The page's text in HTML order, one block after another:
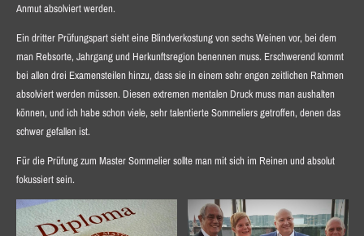
Anmut absolviert werden.
Ein dritter Prüfungspart sieht eine Blindverkostung von sechs Weinen vor, bei dem
man Rebsorte, Jahrgang und Herkunftsregion benennen muss. Erschwerend kommt
bei allen drei Examensteilen hinzu, dass sie in einem sehr engen zeitlichen Rahmen
absolviert werden müssen. Diesen extremen mentalen Druck muss man aushalten
können, und ich habe schon viele, sehr talentierte Sommeliers getroffen, denen das
schwer gefallen ist.
Für die Prüfung zum Master Sommelier sollte man mit sich im Reinen und absolut
fokussiert sein.